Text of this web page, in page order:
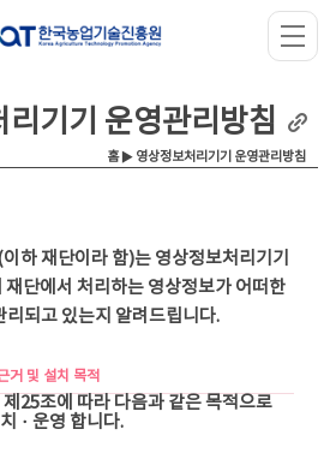
기기 운영관리방침
홈 ▶ 영상정보처리기기 운영관리방침
하 재단이라 함)는 영상정보처리기기
재단에서 처리하는 영상정보가 어떠한
리되고 있는지 알려드립니다.
거 및 설치 목적
25조에 따라 다음과 같은 목적으로
ㆍ운영 합니다.